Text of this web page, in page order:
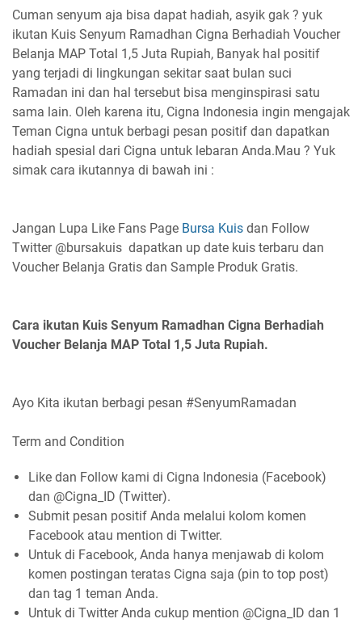
Cuman senyum aja bisa dapat hadiah, asyik gak ? yuk
ikutan Kuis Senyum Ramadhan Cigna Berhadiah Voucher
Belanja MAP Total 1,5 Juta Rupiah, Banyak hal positif
yang terjadi di lingkungan sekitar saat bulan suci
Ramadan ini dan hal tersebut bisa menginspirasi satu
sama lain. Oleh karena itu, Cigna Indonesia ingin mengajak
Teman Cigna untuk berbagi pesan positif dan dapatkan
hadiah spesial dari Cigna untuk lebaran Anda.Mau ? Yuk
simak cara ikutannya di bawah ini :
Jangan Lupa Like Fans Page Bursa Kuis dan Follow
Twitter @bursakuis dapatkan up date kuis terbaru dan
Voucher Belanja Gratis dan Sample Produk Gratis.
Cara ikutan Kuis Senyum Ramadhan Cigna Berhadiah
Voucher Belanja MAP Total 1,5 Juta Rupiah.
Ayo Kita ikutan berbagi pesan #SenyumRamadan
Term and Condition
Like dan Follow kami di Cigna Indonesia (Facebook)
dan @Cigna_ID (Twitter).
Submit pesan positif Anda melalui kolom komen
Facebook atau mention di Twitter.
Untuk di Facebook, Anda hanya menjawab di kolom
komen postingan teratas Cigna saja (pin to top post)
dan tag 1 teman Anda.
Untuk di Twitter Anda cukup mention @Cigna_ID dan 1